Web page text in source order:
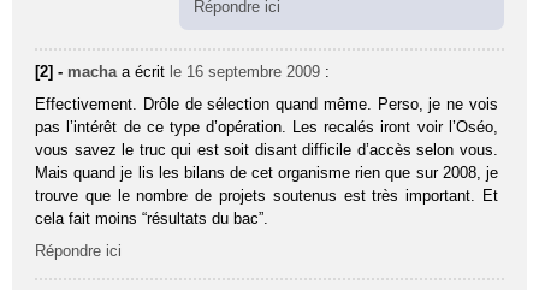
Répondre ici
[2] - macha a écrit le 16 septembre 2009 :
Effectivement. Drôle de sélection quand même. Perso, je ne vois
pas l’intérêt de ce type d’opération. Les recalés iront voir l’Oséo,
vous savez le truc qui est soit disant difficile d’accès selon vous.
Mais quand je lis les bilans de cet organisme rien que sur 2008, je
trouve que le nombre de projets soutenus est très important. Et
cela fait moins “résultats du bac”.
Répondre ici